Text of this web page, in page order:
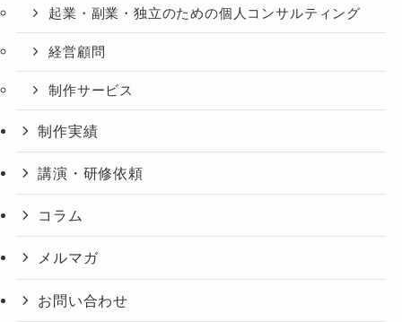
起業・副業・独立のための個人コンサルティング
経営顧問
制作サービス
制作実績
講演・研修依頼
コラム
メルマガ
お問い合わせ